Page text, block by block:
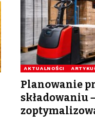
AKTUALNOŚCI
Planowanie
składowaniu